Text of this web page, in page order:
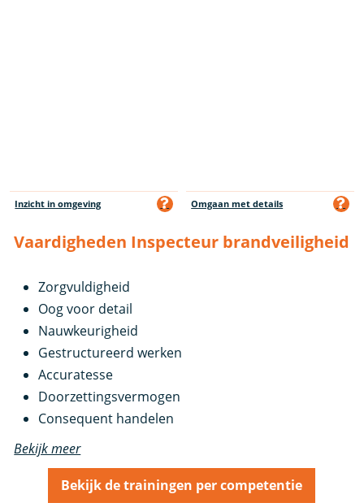
Inzicht in omgeving Omgaan met details
Vaardigheden Inspecteur brandveiligheid
Zorgvuldigheid
Oog voor detail
Nauwkeurigheid
Gestructureerd werken
Accuratesse
Doorzettingsvermogen
Consequent handelen
Bekijk meer
Bekijk de trainingen per competentie